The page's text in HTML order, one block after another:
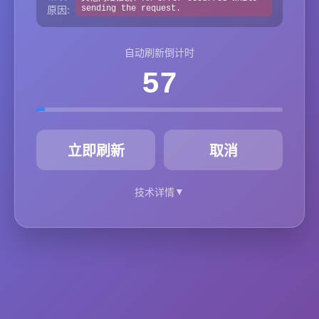
原因:
sending the request.
自动刷新倒计时
57
立即刷新 取消
技术详情▼